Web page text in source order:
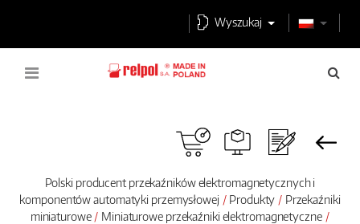
Wyszukaj
Polski producent przekaźników elektromagnetycznych i
komponentów automatyki przemysłowej
Produkty
Przekaźniki
miniaturowe
Miniaturowe przekaźniki elektromagnetyczne